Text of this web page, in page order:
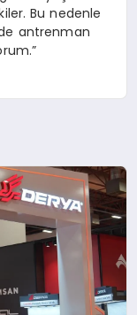
Bu nedenle
antrenman